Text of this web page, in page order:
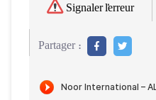
Signaler l'erreur
Partager :